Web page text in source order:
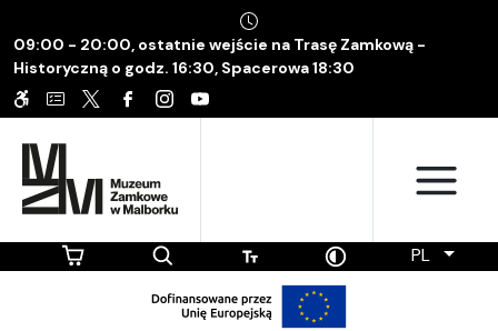
09:00 - 20:00, ostatnie wejście na Trasę Zamkową -
Historyczną o godz. 16:30, Spacerowa 18:30
PL